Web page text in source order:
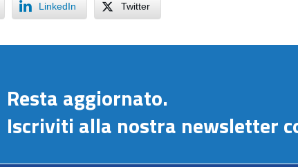
LinkedIn Twitter
Resta aggiornato.
Iscriviti alla nostra newsletter